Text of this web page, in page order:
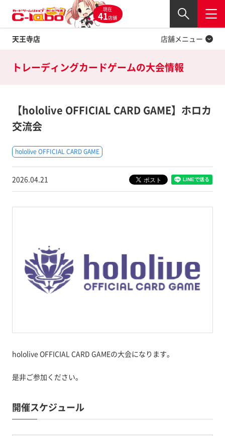
現在
41店舗
天王寺店
閉じる
店舗メニュー
Twitter
トレーディングカードゲームの大会情報
【hololive OFFICIAL CARD GAME】ホロカ
交流会
hololive OFFICIAL CARD GAME
2026.04.21
hololive OFFICIAL CARD GAMEの大会になります。
是非ご参加ください。
開催スケジュール